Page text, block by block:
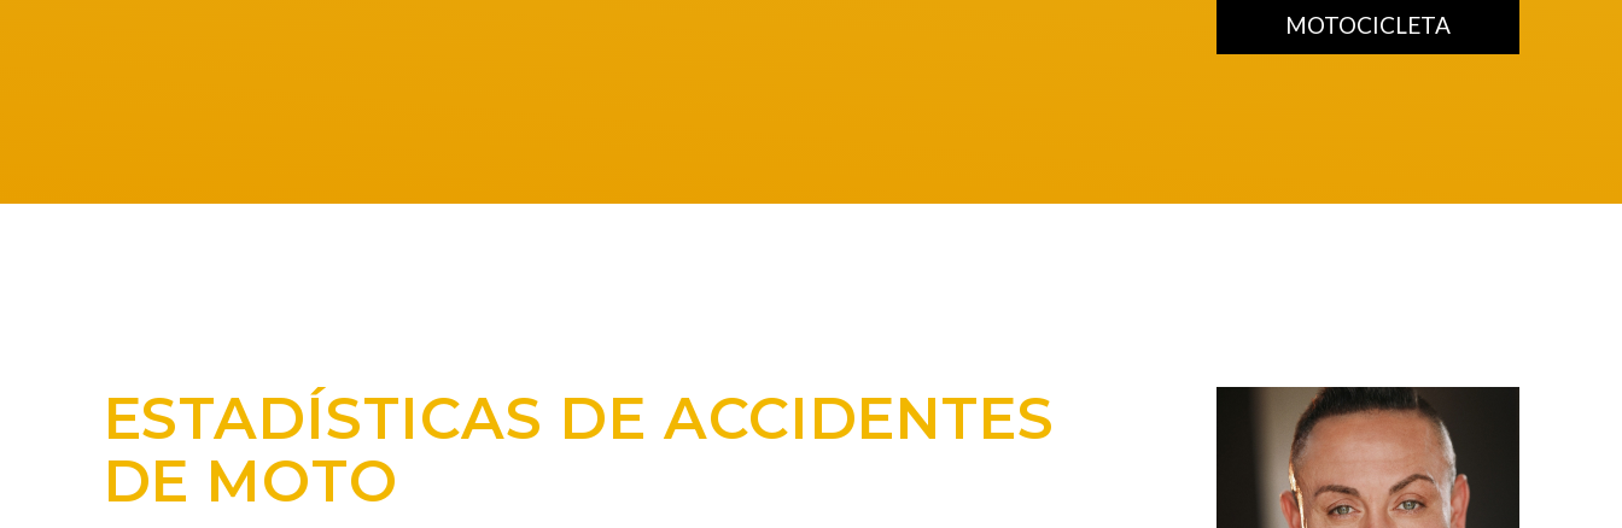
MOTOCICLETA
ESTADÍSTICAS DE ACCIDENTES
DE MOTO